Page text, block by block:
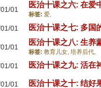
01
医治十课之六: 在爱
标签: 爱,
01
医治十课之七: 多国
01
医治十课之八: 生养
标签: 教育儿女, 培养后代,
01
医治十课之九: 活在
01
医治十课之十: 结好